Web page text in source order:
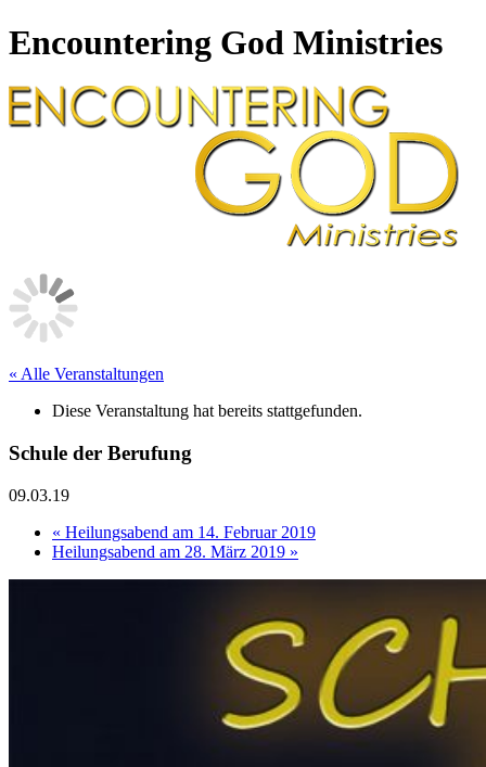
Encountering God Ministries
« Alle Veranstaltungen
Diese Veranstaltung hat bereits stattgefunden.
Schule der Berufung
09.03.19
« Heilungsabend am 14. Februar 2019
Heilungsabend am 28. März 2019 »